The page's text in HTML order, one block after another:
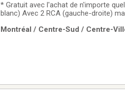
* Gratuit avec l'achat de n'importe
blanc) Avec 2 RCA (gauche-droite) male
adjacent au metro (centre-ville
Montréal / Centre-Sud / Centre-